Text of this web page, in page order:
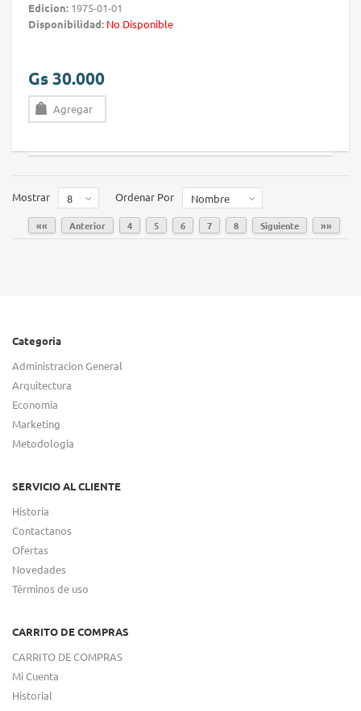
Edicion: 1975-01-01
Disponibilidad: No Disponible
Gs 30.000
Agregar
Mostrar 8 Ordenar Por Nombre
«« Anterior 4 5 6 7 8 Siguiente »»
Categoria
Administracion General
Arquitectura
Economia
Marketing
Metodologia
SERVICIO AL CLIENTE
Historia
Contactanos
Ofertas
Novedades
Términos de uso
CARRITO DE COMPRAS
CARRITO DE COMPRAS
Mi Cuenta
Historial